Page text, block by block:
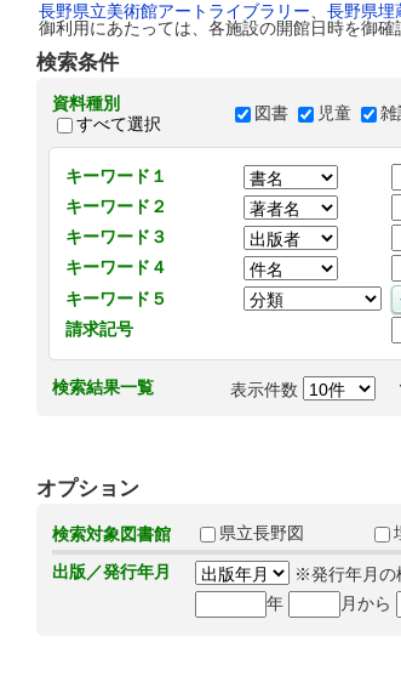
長野県立美術館アートライブラリー
長野県埋
御利用にあたっては、各施設の開館日時を御確
検索条件
資料種別
すべて選択
図書 児童 雑
キーワード１
キーワード２
キーワード３
キーワード４
キーワード５
請求記号
検索結果一覧 表示件数
オプション
検索対象図書館 県立長野図
出版／発行年月
※発行年月の
年
月から